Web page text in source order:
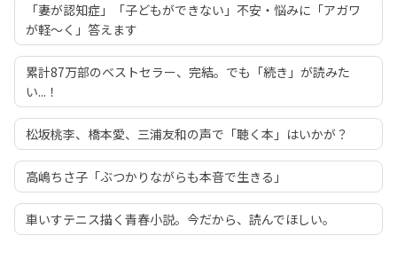
「妻が認知症」「子どもができない」不安・悩みに「アガワ
が軽～く」答えます
累計87万部のベストセラー、完結。でも「続き」が読みた
い...！
松坂桃李、橋本愛、三浦友和の声で「聴く本」はいかが？
高嶋ちさ子「ぶつかりながらも本音で生きる」
車いすテニス描く青春小説。今だから、読んでほしい。